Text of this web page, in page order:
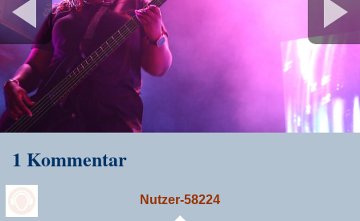
1 Kommentar
Nutzer-58224